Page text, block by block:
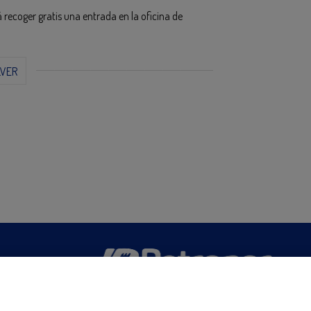
gratis una entrada en la oficina de